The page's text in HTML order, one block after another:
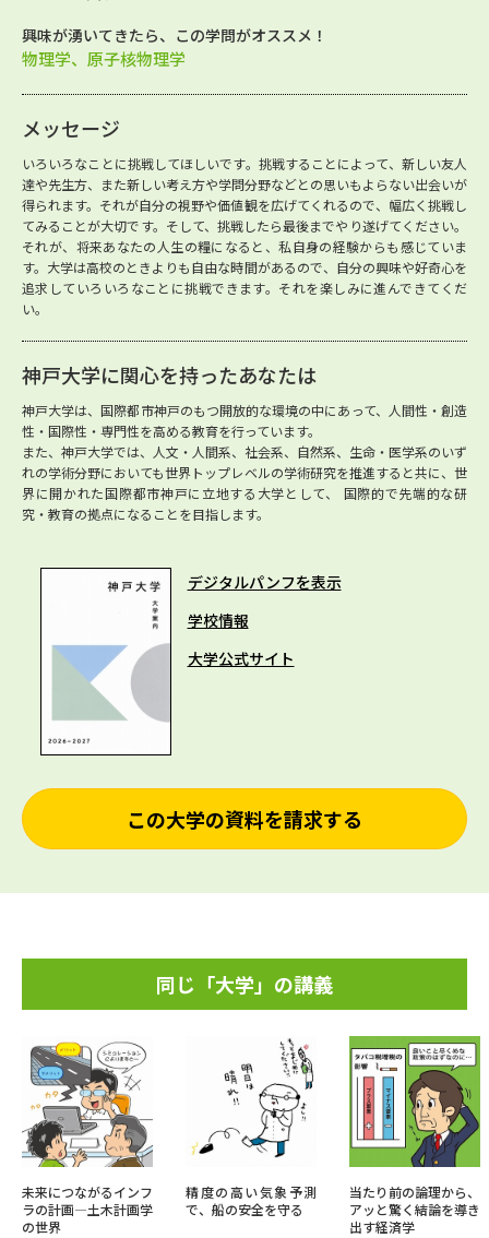
興味が湧いてきたら、この学問がオススメ！
物理学、原子核物理学
メッセージ
いろいろなことに挑戦してほしいです。挑戦することによって、新しい友人
達や先生方、また新しい考え方や学問分野などとの思いもよらない出会いが
得られます。それが自分の視野や価値観を広げてくれるので、幅広く挑戦し
てみることが大切です。そして、挑戦したら最後までやり遂げてください。
それが、将来あなたの人生の糧になると、私自身の経験からも感じていま
す。大学は高校のときよりも自由な時間があるので、自分の興味や好奇心を
追求していろいろなことに挑戦できます。それを楽しみに進んできてくだ
い。
神戸大学に関心を持ったあなたは
神戸大学は、国際都市神戸のもつ開放的な環境の中にあって、人間性・創造
性・国際性・専門性を高める教育を行っています。
また、神戸大学では、人文・人間系、社会系、自然系、生命・医学系のいず
れの学術分野においても世界トップレベルの学術研究を推進すると共に、世
界に開かれた国際都市神戸に立地する大学として、 国際的で先端的な研
究・教育の拠点になることを目指します。
デジタルパンフを表示
学校情報
大学公式サイト
この大学の資料を請求する
同じ「大学」の講義
未来につながるインフ
ラの計画―土木計画学
の世界
精度の高い気象予測
で、船の安全を守る
当たり前の論理から、
アッと驚く結論を導き
出す経済学